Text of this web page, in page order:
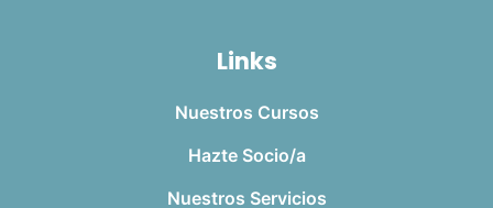
Links
Nuestros Cursos
Hazte Socio/a
Nuestros Servicios